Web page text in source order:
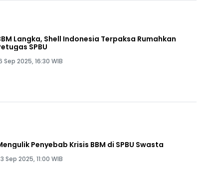
Langka, Shell Indonesia Terpaksa Rumahkan
SPBU
Sep 2025, 16:30 WIB
Penyebab Krisis BBM di SPBU Swasta
Sep 2025, 11:00 WIB